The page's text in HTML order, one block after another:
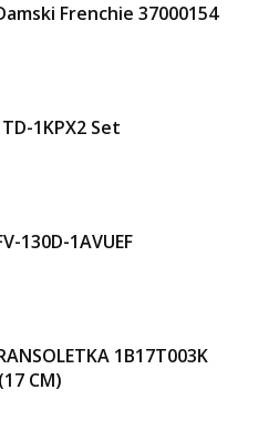
Frenchie 37000154
1KPX2 Set
130D-1AVUEF
1B17T003K
CM)